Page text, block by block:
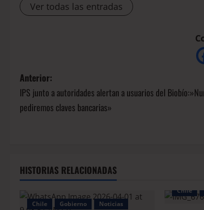
Ver todas las entradas
Anterior:
IPS junto a autoridades alertan a usuarios del
pediremos claves bancarias»
HISTORIAS RELACIONADAS
Chile Gobierno Noticias
Chile